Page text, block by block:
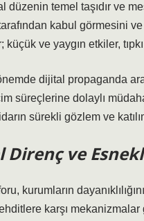
düzenin temel taşıdır ve
kabul görmesini
küçük ve yaygın etkiler,
dijital propaganda
süreçlerine dolaylı
sürekli gözlem ve
Direnç ve
kurumların
karşı